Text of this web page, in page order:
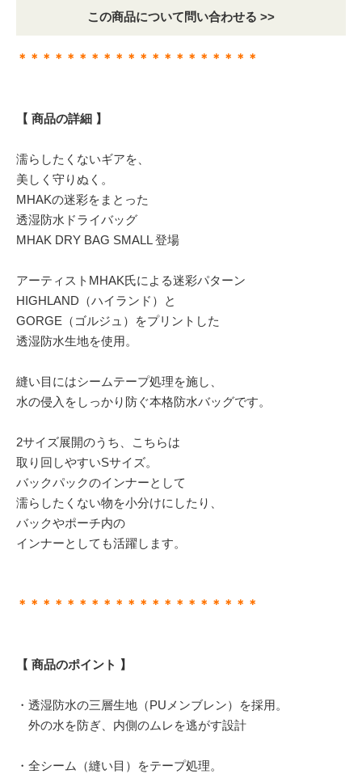
この商品について問い合わせる >>
＊＊＊＊＊＊＊＊＊＊＊＊＊＊＊＊＊＊＊＊
【 商品の詳細 】
濡らしたくないギアを、
美しく守りぬく。
MHAKの迷彩をまとった
透湿防水ドライバッグ
MHAK DRY BAG SMALL 登場
アーティストMHAK氏による迷彩パターン
HIGHLAND（ハイランド）と
GORGE（ゴルジュ）をプリントした
透湿防水生地を使用。
縫い目にはシームテープ処理を施し、
水の侵入をしっかり防ぐ本格防水バッグです。
2サイズ展開のうち、こちらは
取り回しやすいSサイズ。
バックパックのインナーとして
濡らしたくない物を小分けにしたり、
バックやポーチ内の
インナーとしても活躍します。
＊＊＊＊＊＊＊＊＊＊＊＊＊＊＊＊＊＊＊＊
【 商品のポイント 】
・透湿防水の三層生地（PUメンブレン）を採用。
外の水を防ぎ、内側のムレを逃がす設計
・全シーム（縫い目）をテープ処理。